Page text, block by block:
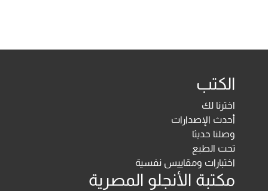
الكتب
اخترنا لك
أحدث الإصدارات
وصلنا حديثا
تحت الطبع
اختبارات ومقاييس نفسية
مكتبة الأنجلو المصرية